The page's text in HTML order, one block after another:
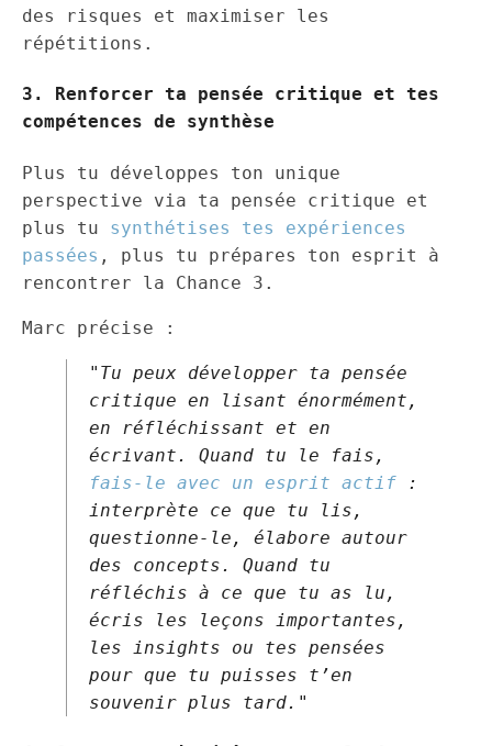
des risques et maximiser les
répétitions.
3. Renforcer ta pensée critique et tes
compétences de synthèse
Plus tu développes ton unique
perspective via ta pensée critique et
plus tu synthétises tes expériences
passées , plus tu prépares ton esprit à
rencontrer la Chance 3.
Marc précise :
"Tu peux développer ta pensée
critique en lisant énormément,
en réfléchissant et en
écrivant. Quand tu le fais,
fais-le avec un esprit actif :
interprète ce que tu lis,
questionne-le, élabore autour
des concepts. Quand tu
réfléchis à ce que tu as lu,
écris les leçons importantes,
les insights ou tes pensées
pour que tu puisses t’en
souvenir plus tard."